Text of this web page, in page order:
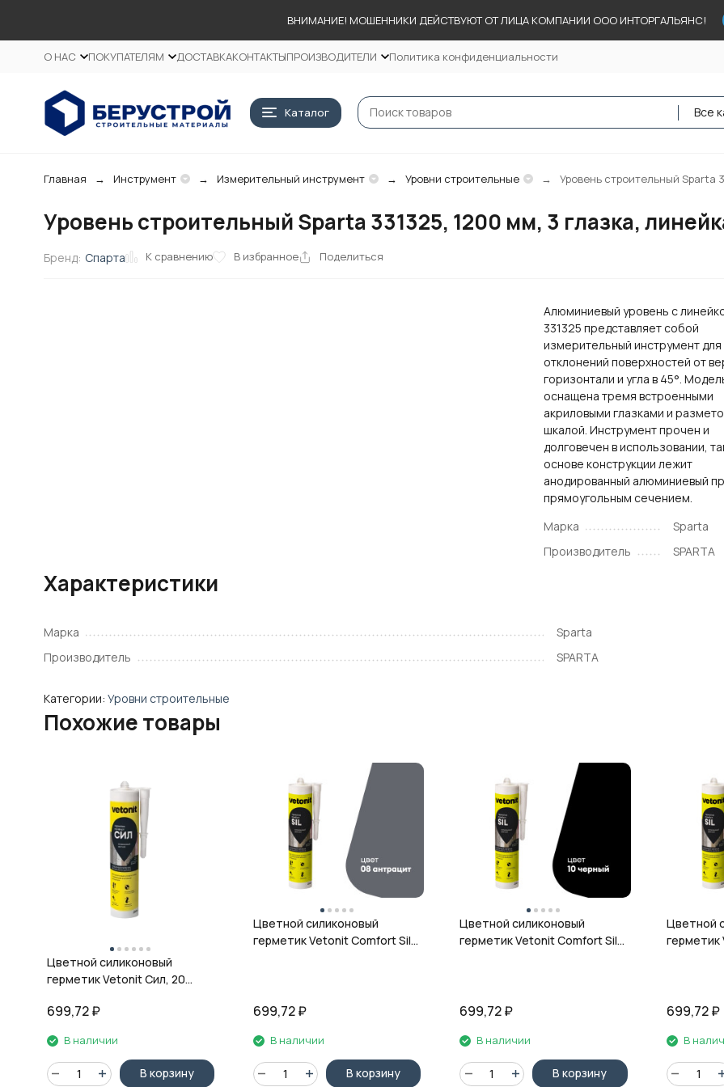
ВНИМАНИЕ! МОШЕННИКИ ДЕЙСТВУЮТ ОТ ЛИЦА КОМПАНИИ ООО ИНТОРГАЛЬЯНС!
О НАС ПОКУПАТЕЛЯМ ДОСТАВКАКОНТАКТЫПРОИЗВОДИТЕЛИ Политика конфиденциальности
Каталог Все
Главная Инструмент Измерительный инструмент Уровни строительные Уровень строительный Sparta
Уровень строительный Sparta 331325, 1200 мм, 3 глазка,
Бренд: Спарта К сравнению В избранное Поделиться
Алюминиевый уровень с
331325 представляет собой
измерительный инструмент для
отклонений поверхностей от
горизонтали и угла в 45°.
оснащена тремя встроенными
акриловыми глазками и
шкалой. Инструмент прочен и
долговечен в использовании,
основе конструкции лежит
анодированный алюминиевый
прямоугольным сечением.
Марка
Sparta
Производитель
SPARTA
Характеристики
Марка
Sparta
Производитель
SPARTA
Категории: Уровни строительные
Похожие товары
Цветной силиконовый
герметик Vetonit Сил, 20
699,72 ₽
В наличии
В корзину
Цветной силиконовый
герметик Vetonit Comfort Sil,
699,72₽
В наличии
В корзину
Цветной силиконовый
герметик Vetonit Comfort Sil,
699,72₽
В наличии
В корзину
Цветной
герметик
699,72₽
В